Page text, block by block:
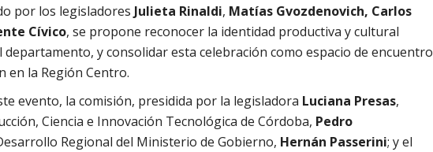
por los legisladores Julieta Rinaldi, Matías Gvozdenovich, Carlos
Cívico, se propone reconocer la identidad productiva y cultural
departamento, y consolidar esta celebración como espacio de encuentro
en la Región Centro.
evento, la comisión, presidida por la legisladora Luciana Presas,
Ciencia e Innovación Tecnológica de Córdoba, Pedro
Regional del Ministerio de Gobierno, Hernán Passerini; y el